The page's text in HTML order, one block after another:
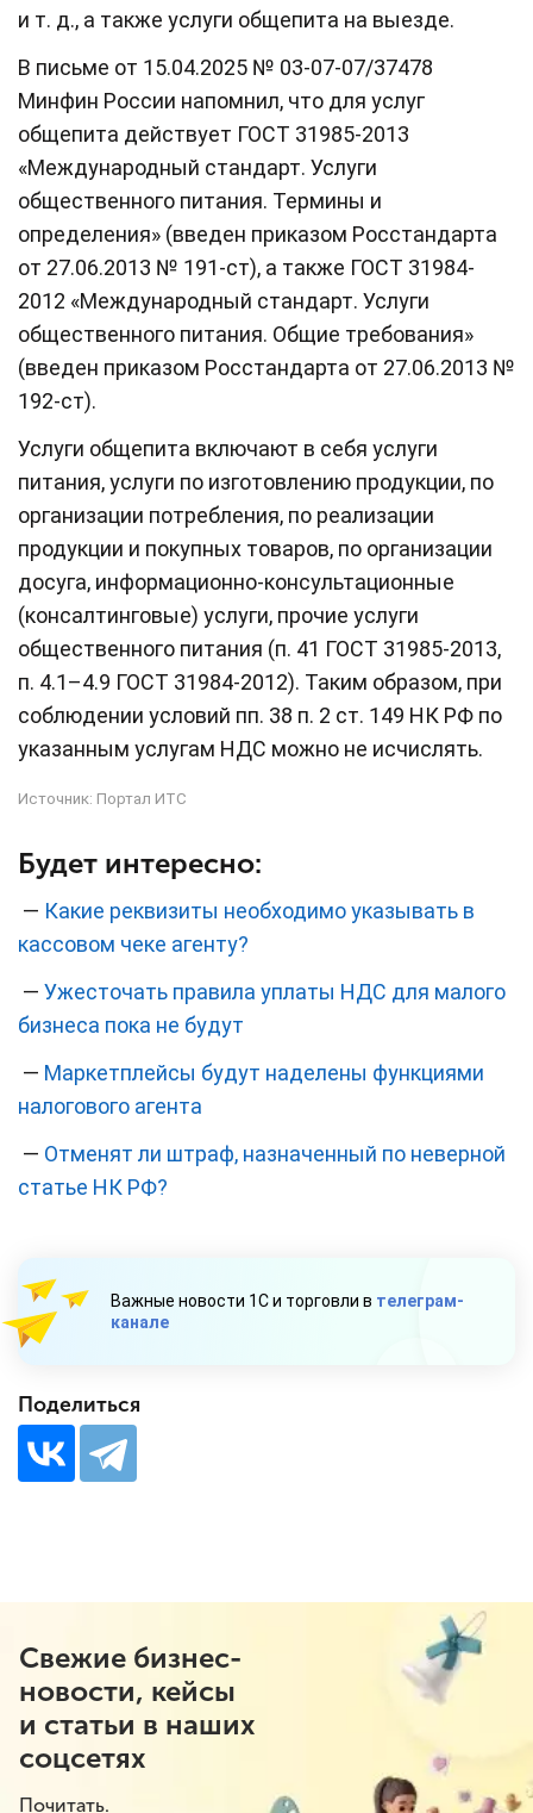
и т. д., а также услуги общепита на выезде.
В письме от 15.04.2025 № 03-07-07/37478
Минфин России напомнил, что для услуг
общепита действует ГОСТ 31985-2013
«Международный стандарт. Услуги
общественного питания. Термины и
определения» (введен приказом Росстандарта
от 27.06.2013 № 191-ст), а также ГОСТ 31984-
2012 «Международный стандарт. Услуги
общественного питания. Общие требования»
(введен приказом Росстандарта от 27.06.2013 №
192-ст).
Услуги общепита включают в себя услуги
питания, услуги по изготовлению продукции, по
организации потребления, по реализации
продукции и покупных товаров, по организации
досуга, информационно-консультационные
(консалтинговые) услуги, прочие услуги
общественного питания (п. 41 ГОСТ 31985-2013,
п. 4.1–4.9 ГОСТ 31984-2012). Таким образом, при
соблюдении условий пп. 38 п. 2 ст. 149 НК РФ по
указанным услугам НДС можно не исчислять.
Источник: Портал ИТС
Будет интересно:
— Какие реквизиты необходимо указывать в
кассовом чеке агенту?
— Ужесточать правила уплаты НДС для малого
бизнеса пока не будут
— Маркетплейсы будут наделены функциями
налогового агента
— Отменят ли штраф, назначенный по неверной
статье НК РФ?
Важные новости 1С и торговли в телеграм-
канале
Поделиться
Свежие бизнес-
новости, кейсы
и статьи в наших
соцсетях
Почитать.